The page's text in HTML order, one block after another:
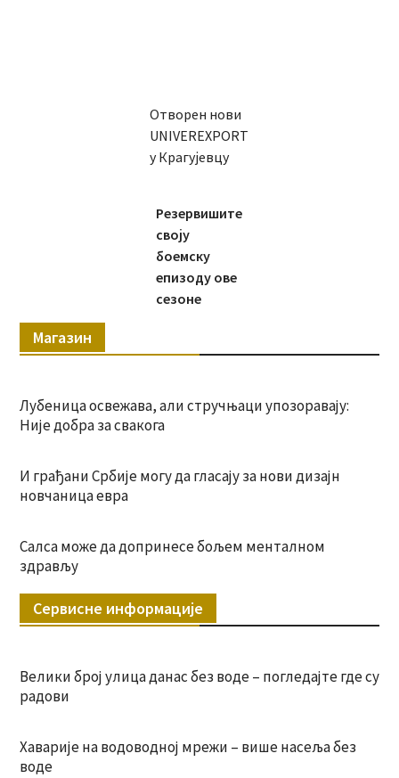
Отворен нови
UNIVEREXPORT
у Крагујевцу
Резервишите
своју
боемску
епизоду ове
сезоне
Магазин
Лубеница освежава, али стручњаци упозоравају:
Није добра за свакога
И грађани Србије могу да гласају за нови дизајн
новчаница евра
Салса може да допринесе бољем менталном
здрављу
Сервисне информације
Велики број улица данас без воде – погледајте где су
радови
Хаварије на водоводној мрежи – више насеља без
воде